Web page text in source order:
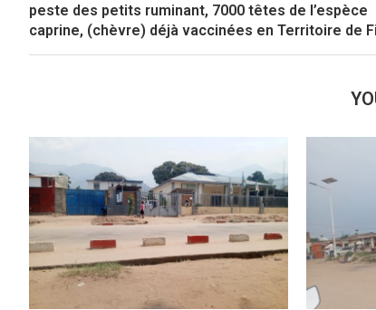
peste des petits ruminant, 7000 têtes de l’espèce
caprine, (chèvre) déjà vaccinées en Territoire de